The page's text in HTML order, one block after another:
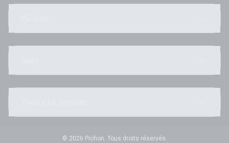
© 2026 Pichon. Tous droits réservés.